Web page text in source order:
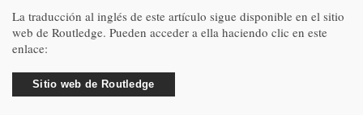
La traducción al inglés de este artículo sigue disponible en el sitio
web de Routledge. Pueden acceder a ella haciendo clic en este
enlace:
Sitio web de Routledge